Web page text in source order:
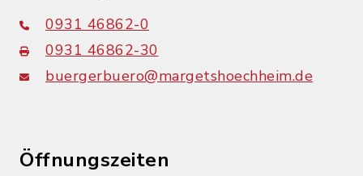
0931 46862-0
0931 46862-30
buergerbuero@margetshoechheim.de
Öffnungszeiten